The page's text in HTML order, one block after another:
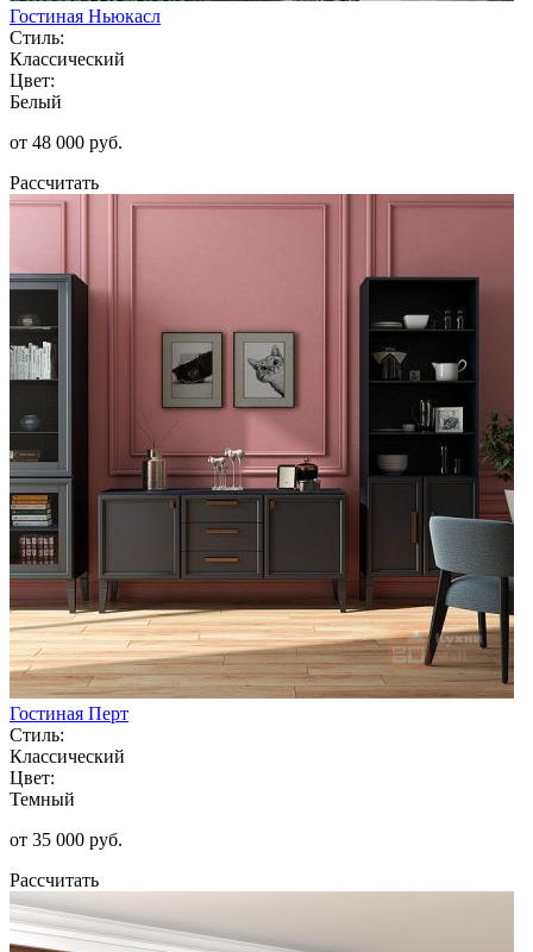
Гостиная Ньюкасл
Стиль:
Классический
Цвет:
Белый
от 48 000 руб.
Рассчитать
Гостиная Перт
Стиль:
Классический
Цвет:
Темный
от 35 000 руб.
Рассчитать